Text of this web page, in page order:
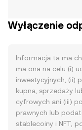
Wyłączenie
Informacja ta ma
ma ona na celu (i)
inwestycyjnych, (ii)
kupna, sprzedaży
cyfrowych ani (iii)
prawnych lub
stablecoiny i NFT,